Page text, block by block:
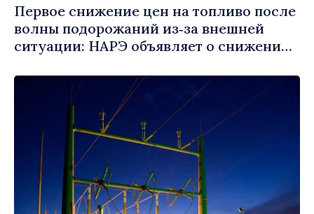
Первое снижение цен на топливо после
волны подорожаний из‑за внешней
ситуации: НАРЭ объявляет о снижении